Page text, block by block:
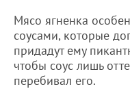
Мясо ягненка
соусами, которые
придадут ему
чтобы соус лишь
перебивал его.